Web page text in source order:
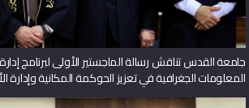
جامعة القدس تناقش رسالة الماجستير الأولى لبرنامج
المعلومات الجغرافية في تعزيز الحوكمة المكانية وإدارة